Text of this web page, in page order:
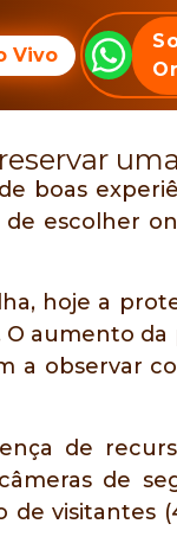
Vivo
boas
escolher
hoje a
O aumento
a observar
de
de
visitantes